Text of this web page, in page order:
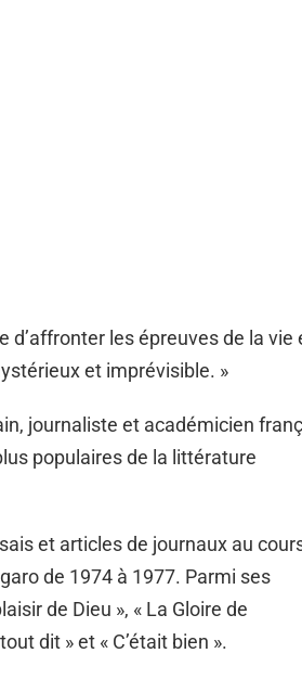
d’affronter les épreuves de la vie
et imprévisible. »
journaliste et académicien
populaires de la littérature
et articles de journaux au
de 1974 à 1977. Parmi ses
de Dieu », « La Gloire de
dit » et « C’était bien ».